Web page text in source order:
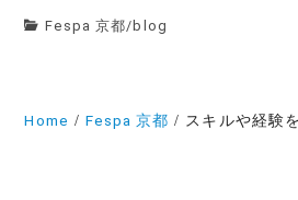
Fespa 京都/ blog
Home Fespa 京都 スキルや経験をシェアし合い、自己成長を加速させる起業家